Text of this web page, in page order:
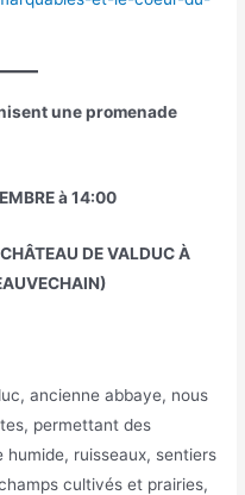
une promenade
à 14:00
DE VALDUC À
ancienne abbaye, nous
permettant des
ruisseaux, sentiers
cultivés et prairies,